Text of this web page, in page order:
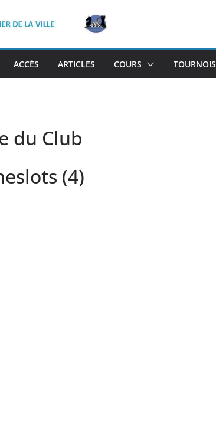
ACCÈS ARTICLES COURS TOURNOIS
du Club
(4)